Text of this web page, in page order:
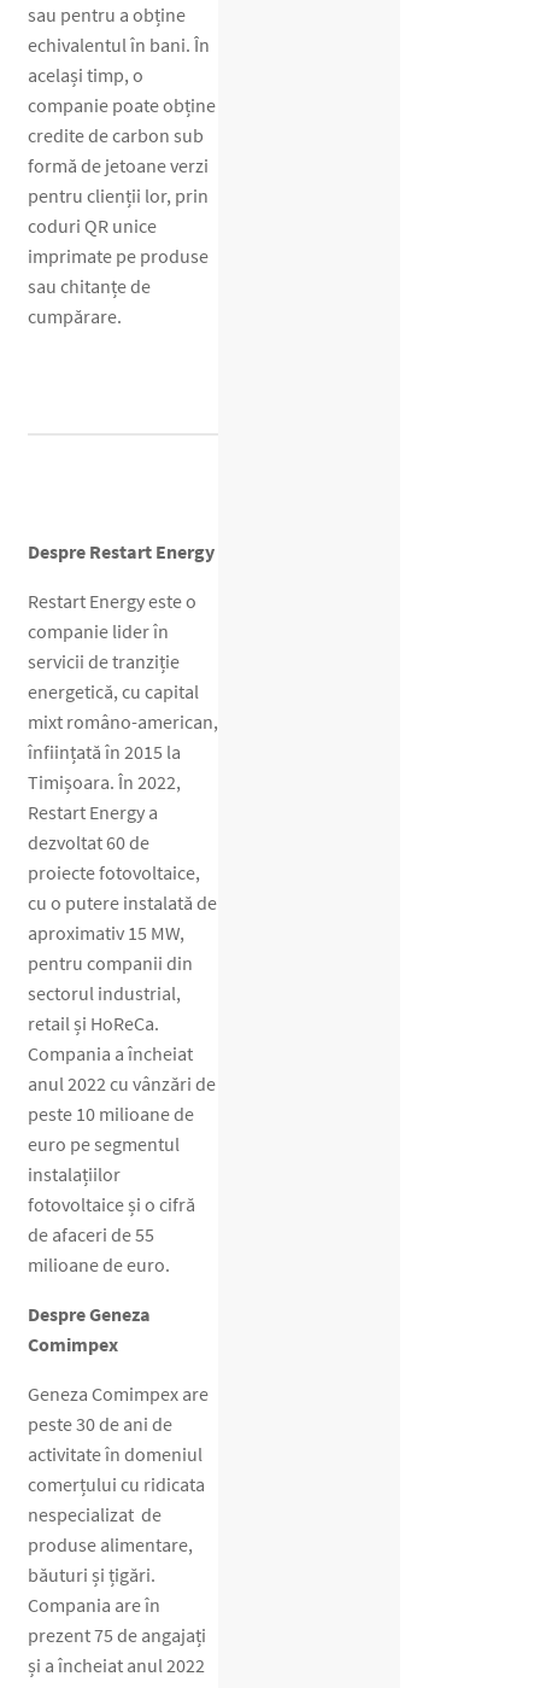
sau pentru a obține
echivalentul în bani. În
același timp, o
companie poate obține
credite de carbon sub
formă de jetoane verzi
pentru clienții lor, prin
coduri QR unice
imprimate pe produse
sau chitanțe de
cumpărare.
Despre Restart Energy
Restart Energy este o
companie lider în
servicii de tranziție
energetică, cu capital
mixt româno-american,
înființată în 2015 la
Timișoara. În 2022,
Restart Energy a
dezvoltat 60 de
proiecte fotovoltaice,
cu o putere instalată de
aproximativ 15 MW,
pentru companii din
sectorul industrial,
retail și HoReCa.
Compania a încheiat
anul 2022 cu vânzări de
peste 10 milioane de
euro pe segmentul
instalațiilor
fotovoltaice și o cifră
de afaceri de 55
milioane de euro.
Despre Geneza
Comimpex
Geneza Comimpex are
peste 30 de ani de
activitate în domeniul
comerțului cu ridicata
nespecializat de
produse alimentare,
băuturi și țigări.
Compania are în
prezent 75 de angajați
și a încheiat anul 2022